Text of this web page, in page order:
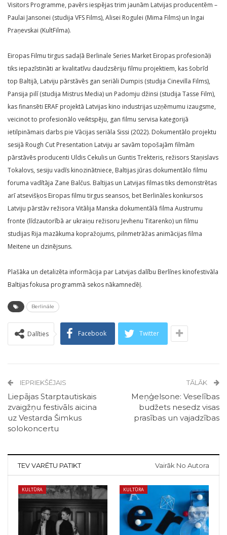
Visitors Programme, pavērs iespējas trim jaunām Latvijas producentēm –
Paulai Jansonei (studija VFS Films), Alisei Rogulei (Mima Films) un Ingai
Praņevskai (KultFilma).
Eiropas Filmu tirgus sadaļā Berlinale Series Market Eiropas profesionāļi
tiks iepazīstināti ar kvalitatīvu daudzsēriju filmu projektiem, kas šobrīd
top Baltijā, Latviju pārstāvēs gan seriāli Dumpis (studija Cinevilla Films),
Pansija pilī (studija Mistrus Media) un Padomju džinsi (studija Tasse Film),
kas finansēti ERAF projektā Latvijas kino industrijas uzņēmumu izaugsme,
veicinot to profesionālo veiktspēju, gan filmu servisa kategorijā
ietilpināmais darbs pie Vācijas seriāla Sissi (2022). Dokumentālo projektu
sesijā Rough Cut Presentation Latviju ar savām topošajām filmām
pārstāvēs producenti Uldis Cekulis un Guntis Trekteris, režisors Staņislavs
Tokalovs, sesiju vadīs kinozinātniece, Baltijas jūras dokumentālo filmu
foruma vadītāja Zane Balčus. Baltijas un Latvijas filmas tiks demonstrētas
arī atsevišķos Eiropas filmu tirgus seansos, bet Berlināles konkursos
Latviju pārstāv režisora Vitālija Manska dokumentālā filma Austrumu
fronte (līdzautorībā ar ukraiņu režisoru Jevhenu Titarenko) un filmu
studijas Rija mazākuma kopražojums, pilnmetrāžas animācijas filma
Meitene un dzinējsuns.
Plašāka un detalizēta informācija par Latvijas dalību Berlīnes kinofestivāla
Baltijas fokusa programmā sekos nākamnedēļ.
Berlināle
Dalīties Facebook Twitter
IEPRIEKŠĒJAIS
Liepājas Starptautiskais
zvaigžņu festivāls aicina
uz Vestarda Šimkus
solokoncertu
TĀLĀK
Meņģelsone: Veselības
budžets nesedz visas
prasības un vajadzības
TEV VARĒTU PATIKT Vairāk No Autora
KULTŪRA KULTŪRA